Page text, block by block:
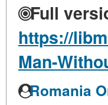
Full
https://
Man-
Romania